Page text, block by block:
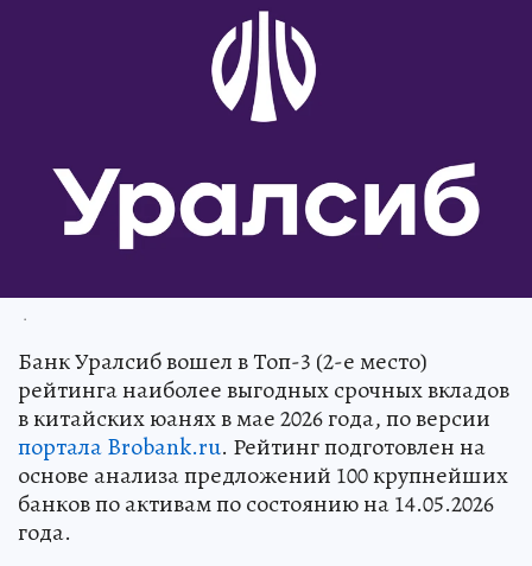
.
Банк Уралсиб вошел в Топ-3 (2-е место)
рейтинга наиболее выгодных срочных вкладов
в китайских юанях в мае 2026 года, по версии
портала Brobank.ru. Рейтинг подготовлен на
основе анализа предложений 100 крупнейших
банков по активам по состоянию на 14.05.2026
года.